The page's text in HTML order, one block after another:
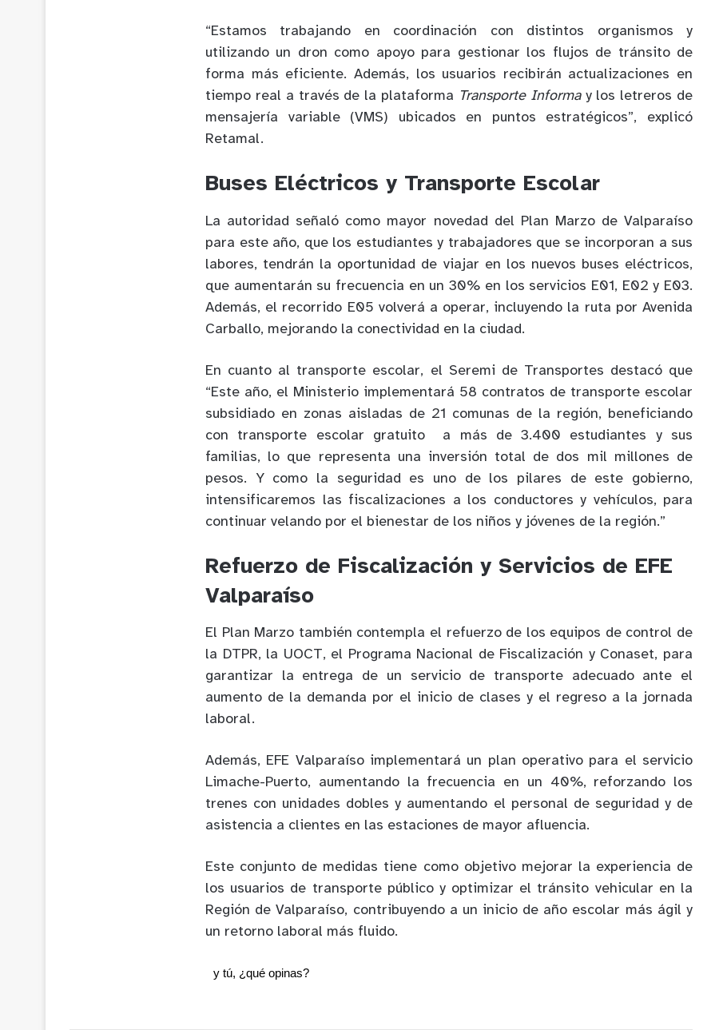
“Estamos trabajando en coordinación con distintos organismos y
utilizando un dron como apoyo para gestionar los flujos de tránsito de
forma más eficiente. Además, los usuarios recibirán actualizaciones en
tiempo real a través de la plataforma Transporte Informay los letreros de
mensajería variable (VMS) ubicados en puntos estratégicos”, explicó
Retamal.
Buses Eléctricos y Transporte Escolar
La autoridad señaló como mayor novedad del Plan Marzo de Valparaíso
para este año, que los estudiantes y trabajadores que se incorporan a sus
labores, tendrán la oportunidad de viajar en los nuevos buses eléctricos,
que aumentarán su frecuencia en un 30% en los servicios E01, E02 y E03.
Además, el recorrido E05 volverá a operar, incluyendo la ruta por Avenida
Carballo, mejorando la conectividad en la ciudad.
En cuanto al transporte escolar, el Seremi de Transportes destacó que
“Este año, el Ministerio implementará 58 contratos de transporte escolar
subsidiado en zonas aisladas de 21 comunas de la región, beneficiando
con transporte escolar gratuito a más de 3.400 estudiantes y sus
familias, lo que representa una inversión total de dos mil millones de
pesos. Y como la seguridad es uno de los pilares de este gobierno,
intensificaremos las fiscalizaciones a los conductores y vehículos, para
continuar velando por el bienestar de los niños y jóvenes de la región.”
Refuerzo de Fiscalización y Servicios de EFE
Valparaíso
El Plan Marzo también contempla el refuerzo de los equipos de control de
la DTPR, la UOCT, el Programa Nacional de Fiscalización y Conaset, para
garantizar la entrega de un servicio de transporte adecuado ante el
aumento de la demanda por el inicio de clases y el regreso a la jornada
laboral.
Además, EFE Valparaíso implementará un plan operativo para el servicio
Limache-Puerto, aumentando la frecuencia en un 40%, reforzando los
trenes con unidades dobles y aumentando el personal de seguridad y de
asistencia a clientes en las estaciones de mayor afluencia.
Este conjunto de medidas tiene como objetivo mejorar la experiencia de
los usuarios de transporte público y optimizar el tránsito vehicular en la
Región de Valparaíso, contribuyendo a un inicio de año escolar más ágil y
un retorno laboral más fluido.
y tú, ¿qué opinas?